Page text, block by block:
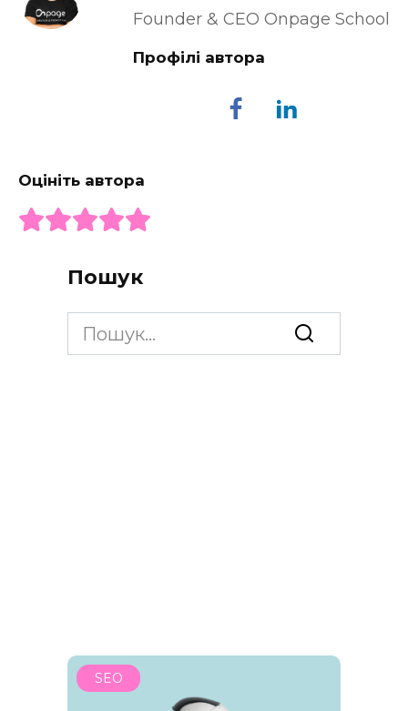
Founder & CEO Onpage School
Профілі автора
Оцініть автора
Пошук
Search
for:
SEO